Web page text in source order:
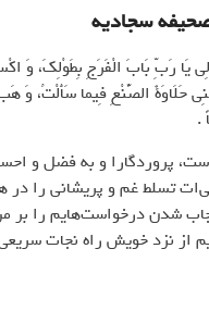
سجادیه
يَا رَبِّ بَابَ الْفَرَجِ بِطَوْلِكَ، وَ
حَلَاوَةَ الصُّنْعِ فِيما سَأَلْتُ، وَ
.
پروردگارا و به فضل و
تسلط غم و پریشانی را
شدن درخواست‌هایم را
از نزد خویش راه نجات